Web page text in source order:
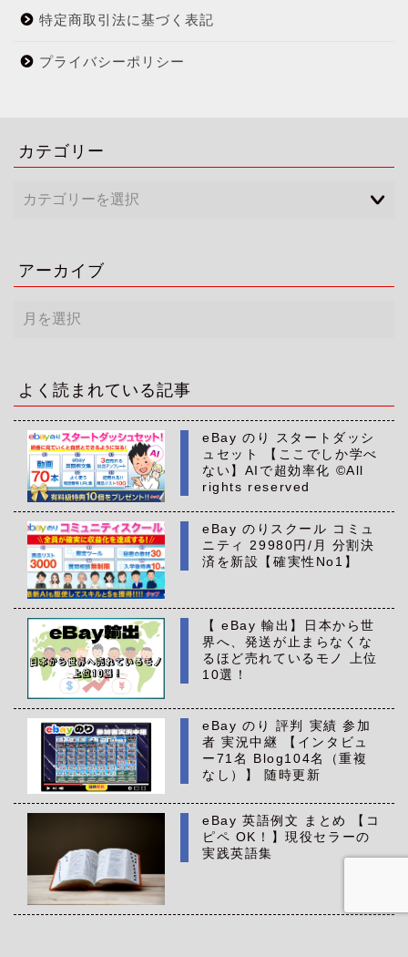
特定商取引法に基づく表記
プライバシーポリシー
カテゴリー
アーカイブ
ー
ブ
よく読まれている記事
eBay のり スタートダッシ
ュセット 【ここでしか学べ
ない】AIで超効率化 ©All
rights reserved
eBay のりスクール コミュ
ニティ 29980円/月 分割決
済を新設【確実性No1】
【 eBay 輸出】日本から世
界へ、発送が止まらなくな
るほど売れているモノ 上位
10選！
eBay のり 評判 実績 参加
者 実況中継 【インタビュ
ー71名 Blog104名（重複
なし）】 随時更新
eBay 英語例文 まとめ 【コ
ピペ OK！】現役セラーの
実践英語集